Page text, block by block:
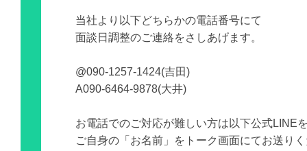
当社より以下どちらかの電話番号にて
面談日調整のご連絡をさしあげます。
@090-1257-1424(吉田)
A090-6464-9878(大井)
お電話でのご対応が難しい方は以下公式LINE
ご自身の「お名前」をトーク画面にてお送り